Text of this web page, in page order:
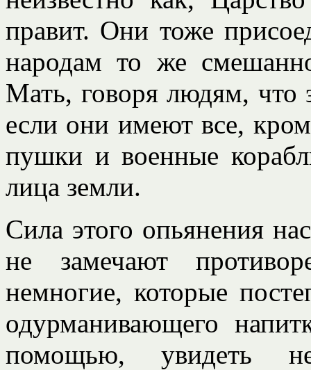
правит. Они тоже
народам то же
Мать, говоря людям, что
если они имеют все,
пушки и военные
лица земли.
Сила этого опьянения
не замечают
немногие, которые
одурманивающего
помощью, увидеть